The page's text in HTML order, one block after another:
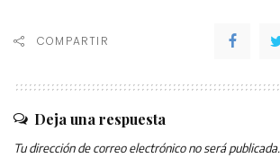
COMPARTIR
Deja una respuesta
Tu dirección de correo electrónico no será publicada.